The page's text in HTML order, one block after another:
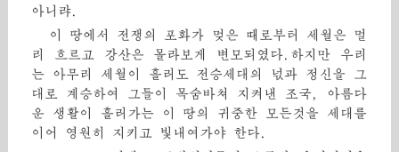
아니랴.
이 땅에서 전쟁의 포화가 멎은 때로부터 세월은 멀
리 흐르고 강산은 몰라보게 변모되였다.하지만 우리
는 아무리 세월이 흘러도 전승세대의 넋과 정신을 그
대로 계승하여 그들이 목숨바쳐 지켜낸 조국, 아름다
운 생활이 흘러가는 이 땅의 귀중한 모든것을 세대를
이어 영원히 지키고 빛내여가야 한다.